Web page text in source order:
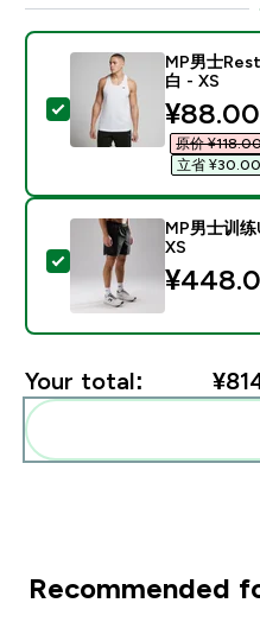
Select this product -
MP男士
白 - XS
¥88.00‎
原价
立省 ¥30.00‎
Select this product -
MP男士训
XS
Your total:
Recommended